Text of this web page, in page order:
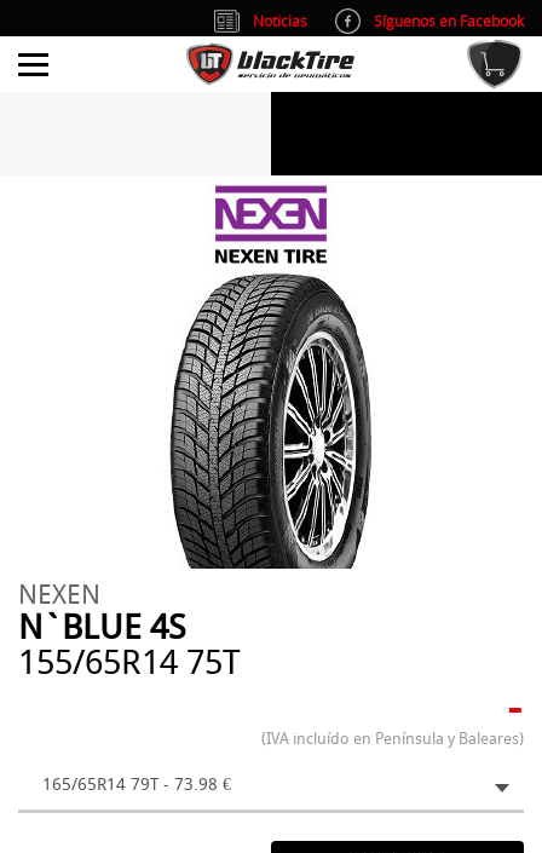
NEXEN
N`BLUE 4S
155/65R14 75T
-
(IVA incluído en Península y Baleares)
165/65R14 79T - 73.98 €
Noticias
Síguenos en Facebook
info@blacktire.es
Atención al cliente: L/V 9:00-14:00 y 15:00-19:00